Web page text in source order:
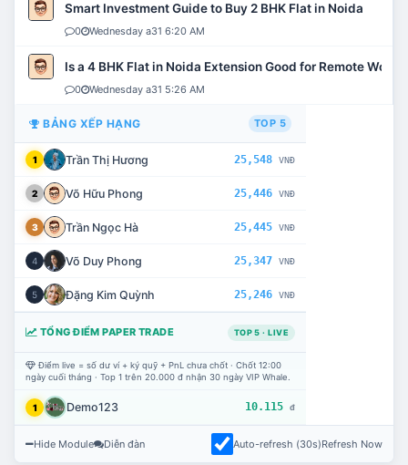
Smart Investment Guide to Buy 2 BHK Flat in Noida
0 Wednesday a31 6:20 AM
Is a 4 BHK Flat in Noida Extension Good for Remote Work?
0 Wednesday a31 5:26 AM
BẢNG XẾP HẠNG TOP 5
1 Trần Thị Hương 25,548 VNĐ
2 Võ Hữu Phong 25,446 VNĐ
3 Trần Ngọc Hà 25,445 VNĐ
4 Võ Duy Phong 25,347 VNĐ
5 Đặng Kim Quỳnh 25,246 VNĐ
TỔNG ĐIỂM PAPER TRADE TOP 5 · LIVE
Điểm live = số dư ví + ký quỹ + PnL chưa chốt · Chốt 12:00
ngày cuối tháng · Top 1 trên 20.000 đ nhận 30 ngày VIP Whale.
1 Demo123 10.115 đ
Hide Module Diễn đàn Auto-refresh (30s)Refresh Now